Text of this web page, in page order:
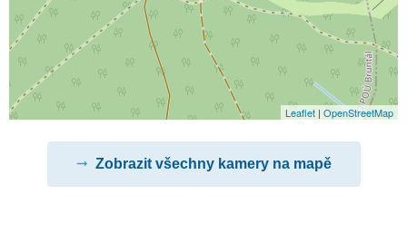
Leaflet | OpenStreetMap
Zobrazit všechny kamery na mapě